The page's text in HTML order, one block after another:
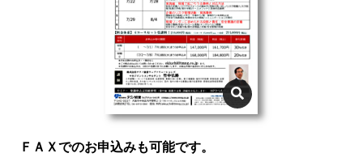
ＦＡＸでのお申込みも可能です。